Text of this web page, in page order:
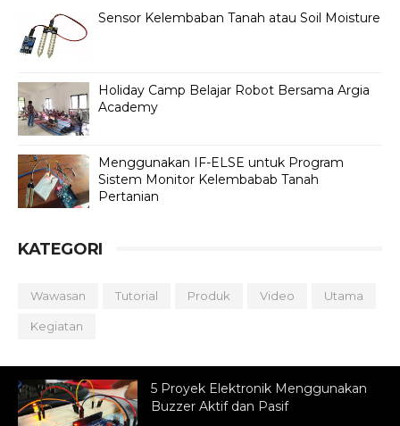
Sensor Kelembaban Tanah atau Soil Moisture
Holiday Camp Belajar Robot Bersama Argia
Academy
Menggunakan IF-ELSE untuk Program
Sistem Monitor Kelembabab Tanah
Pertanian
KATEGORI
Wawasan Tutorial Produk Video Utama
Kegiatan
5 Proyek Elektronik Menggunakan
Buzzer Aktif dan Pasif